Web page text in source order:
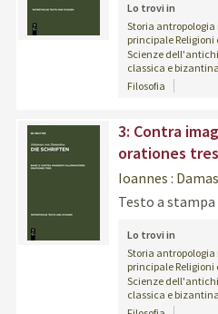
Lo trovi in
Storia antropologia
principale Religioni
Scienze
classica e
Filosofia
3: Contra
orationes tres
Ioannes :
Testo a
Lo trovi in
Storia antropologia
principale Religioni
Scienze
classica e